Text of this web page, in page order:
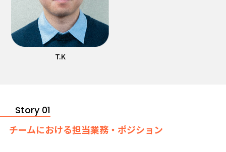
T.K
Story 01
チームにおける担当業務・ポジション